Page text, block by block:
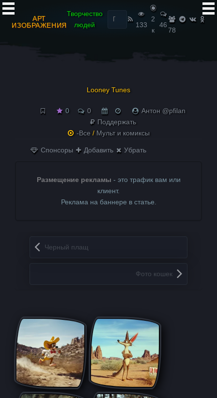
АРТ
ИЗОБРАЖЕНИЯ
Творчество
людей
Найти:
133
2
к
46
78
Looney Tunes
0 0
Антон @pfilan
Поддержать
-Все / Мульт и комиксы
Спонсоры Добавить Убрать
Размещение рекламы - это трафик вам или
клиент.
Реклама на баннере в статье.
Запись навигация
Черный плащ
Фото кошек